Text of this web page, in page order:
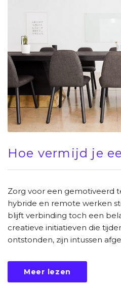
Hoe vermijd je
Zorg voor een gemotiveerd
hybride en remote werken
blijft verbinding toch een
creatieve initiatieven die
ontstonden, zijn intussen
Meer lezen